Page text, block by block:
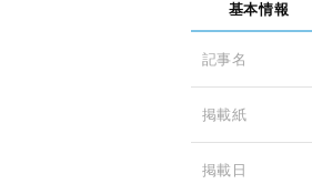
基本情報
記事名
掲載紙
掲載日